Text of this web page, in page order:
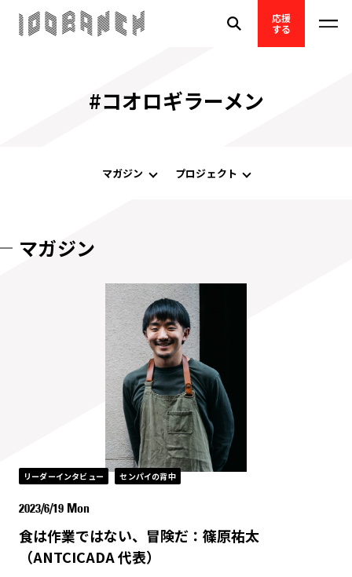
応援
する
#コオロギラーメン
マガジン プロジェクト
マガジン
リーダーインタビュー センパイの背中
2023/6/19 Mon
食は作業ではない、冒険だ：篠原祐太
（ANTCICADA 代表）